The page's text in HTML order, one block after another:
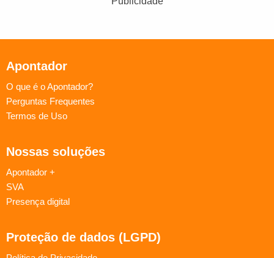
Apontador
O que é o Apontador?
Perguntas Frequentes
Termos de Uso
Nossas soluções
Apontador +
SVA
Presença digital
Proteção de dados (LGPD)